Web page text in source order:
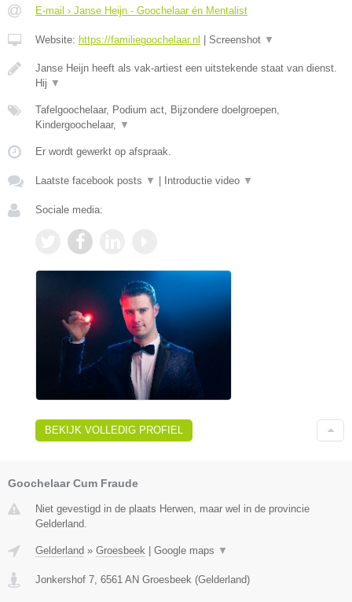
E-mail › Janse Heijn - Goochelaar én Mentalist
Website: https://familiegoochelaar.nl | Screenshot ▼
Janse Heijn heeft als vak-artiest een uitstekende staat van dienst.
Hij ▼
Tafelgoochelaar, Podium act, Bijzondere doelgroepen,
Kindergoochelaar,
▼
Er wordt gewerkt op afspraak.
Laatste facebook posts ▼ | Introductie video ▼
Sociale media:
BEKIJK VOLLEDIG PROFIEL
Goochelaar Cum Fraude
Niet gevestigd in de plaats Herwen, maar wel in de provincie
Gelderland.
Gelderland » Groesbeek Google maps ▼
Jonkershof 7, 6561 AN Groesbeek (Gelderland)